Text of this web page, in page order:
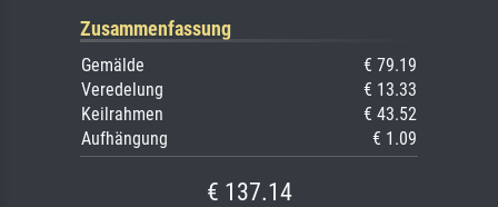
Zusammenfassung
Gemälde
€ 79.19
Veredelung
€ 13.33
Keilrahmen
€ 43.52
Aufhängung
€ 1.09
€ 137.14